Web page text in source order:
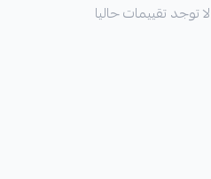
لا توجد تقييمات حاليا